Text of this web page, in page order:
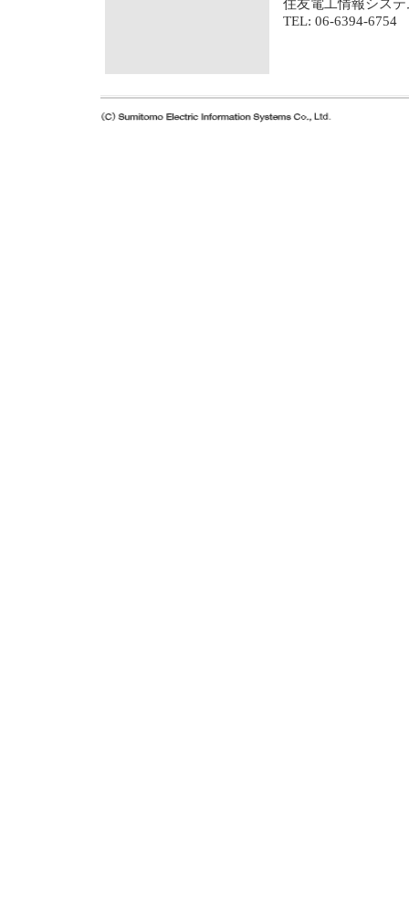
住友電工情報シス
TEL: 06-6394-6754